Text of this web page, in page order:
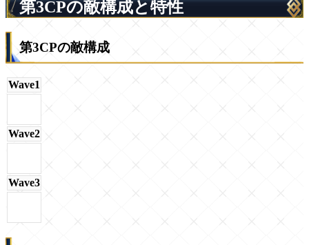
第3CPの敵構成と特性
第3CPの敵構成
Wave1
Wave2
Wave3